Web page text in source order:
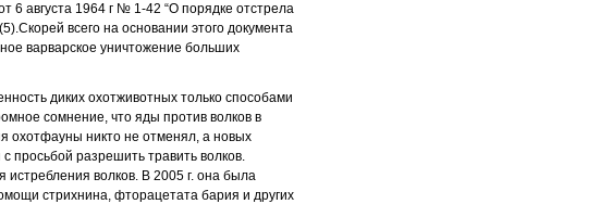
6 августа 1964 г № 1-42 “О порядке отстрела
всего на основании этого документа
варварское уничтожение больших
диких охотживотных только способами
сомнение, что яды против волков в
охотфауны никто не отменял, а новых
просьбой разрешить травить волков.
волков. В 2005 г. она была
стрихнина, фторацетата бария и других